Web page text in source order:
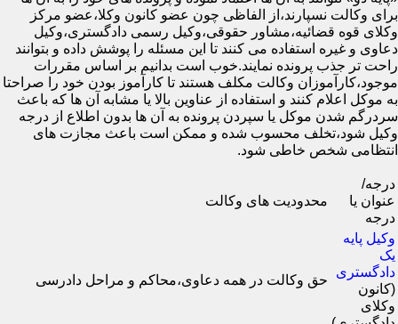
برای وکالت نسپارند،از الفاظی چون عضو کانون وکلا،عضو مرکز
وکلای قوه قضائیه،مشاور حقوقی،وکیل رسمی دادگستری،وکیل
دعاوی و غیره استفاده می کنند تا این مسئله را پوشش داده و بتوانند
راحت تر جذب پرونده نمایند.خوب است بدانیم بر اساس مقررات
موجود،کارآموزان وکالت مکلف هستند تا کارآموز بودن خود را صراحتا
به موکل اعلام کنند و استفاده از عناوین بالا یا مشابه آن ها که باعث
سردرگم شدن موکل یا سپردن پرونده به آن ها بدون اطلاع از درجه
وکیل شود،تخلف محسوب شده و ممکن است باعث مجازت های
انتظامی شخص خاطی شود.
درجه/
عنوان یا
درجه
محدودیت های وکالت
وکیل پایه
یک
دادگستری
(کانون
وکلای
حق وکالت در همه دعاوی،محاکم و مراحل دادرسی